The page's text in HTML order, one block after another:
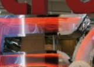
ข่าย​ 5G​ ที่ครบครันทั้ง
รใช้งาน​ เปิดตัว​
รรม​ 5G​ ที่จะนำพา
รษฐกิจและสังคม​ ผ่าน